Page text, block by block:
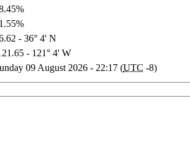
- 36° 4' N
- 121° 4' W
09 August 2026 - 22:17 (UTC -8)